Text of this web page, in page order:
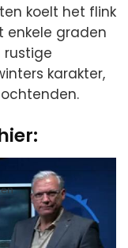
koelt het flink
enkele graden
rustige
karakter,